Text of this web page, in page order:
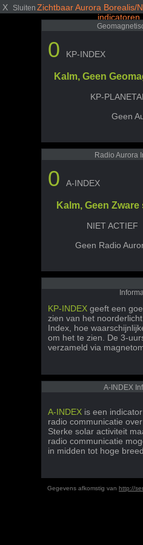
X Sluiten Zichtbaar Aurora Borealis/
indicatoren
0 KP-INDEX
Kalm, Geen
KP-
Geen
Radio Aurora
0 A-INDEX
Kalm, Geen Zware
NIET ACTIEF
Geen Radio
KP-INDEX geeft een
zien van het
Index, hoe
om het te zien. De 3-
verzameld via
A-INDEX
A-INDEX is een
radio communicatie
Sterke solar activiteit
radio communicatie
in midden tot hoge
Gegevens afkomstig van http://